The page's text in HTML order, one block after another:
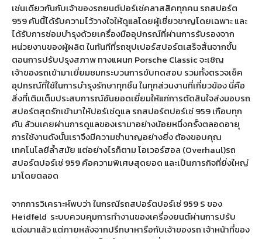
เช่นเดียวกันกับเจ้าของรถยนต์ปอร์เช่คลาสสิคทุกคน รถสปอร์ต
959 คันนี้ได้รับความไว้วางใจให้ดูแลโดยผู้เชี่ยวชาญโดยเฉพาะ และ
ได้รับการซ่อมบำรุงด้วยเครื่องมืออุปกรณ์ที่ผ่านการรับรองจาก
หน่วยงานของผู้ผลิต ในทันทีที่รถซุปเปอร์สปอร์ตเสร็จสิ้นจากขั้น
ตอนการปรับปรุงสภาพ ทางแผนก Porsche Classic จะเชิญ
เจ้าของรถเข้ามาเยี่ยมชมกระบวนการขับทดสอบ รวมทั้งตรวจเช็ค
อุปกรณ์ที่ใช้ในการบำรุงรักษาทุกชิ้น ในทุกส่วนงานที่เกี่ยวข้อง นี่คือ
สิ่งที่เติมเต็มประสบการณ์อันยอดเยี่ยมให้แก่การตัดสินใจส่งมอบรถ
สปอร์ตสุดรักเข้ามาให้ปอร์เช่ดูแล รถสปอร์ตปอร์เช่ 959 เกือบทุก
คัน ล้วนเคยผ่านการดูแลของเรามาอย่างน้อยหนึ่งครั้งตลอดอายุ
การใช้งานดังนั้นเราจึงมีความชำนาญอย่างยิ่ง ต้องขอบคุณ
เทคโนโลยีล้ำสมัย แต่อย่างไรก็ตาม โอเวอร์ฮอล (Overhaul)รถ
สปอร์ตปอร์เช่ 959 คือความพิเศษสุดยอด และเป็นภารกิจที่ยิ่งใหญ่
มาโดยตลอด
จากการวิเคราะห์พบว่า ในกรณีรถสปอร์ตปอร์เช่ 959 S ของ
Heidfeld ระบบควบคุมการทำงานของเครื่องยนต์ผ่านการปรับ
แต่งมาแล้ว แต่ภายหลังจากปรึกษาหารือกับเจ้าของรถ เจ้าหน้าที่ของ